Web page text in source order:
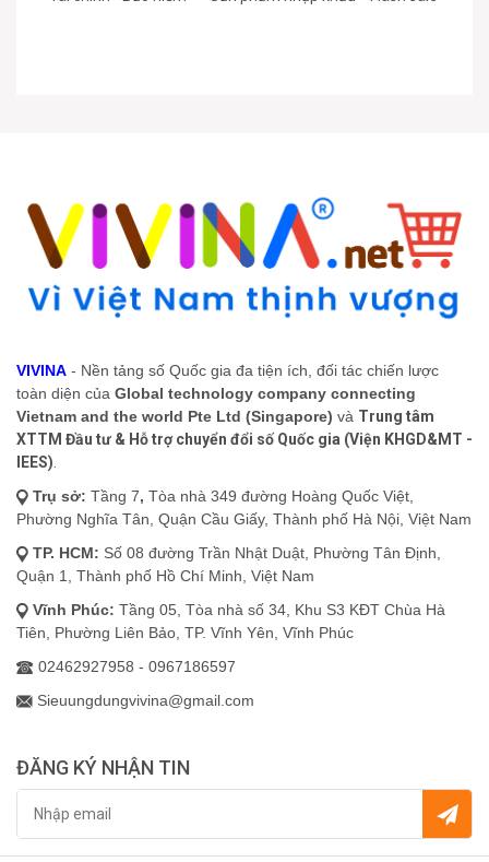
VIVINA - Nền tảng số Quốc gia đa tiện ích, đối tác chiến lược
toàn diện của Global technology company connecting
Vietnam and the world Pte Ltd (Singapore) và Trung tâm
XTTM Đầu tư & Hỗ trợ chuyển đổi số Quốc gia (Viện KHGD&MT -
IEES)
Trụ sở: Tầng 7, Tòa nhà 349 đường Hoàng Quốc Việt,
Phường Nghĩa Tân, Quận Cầu Giấy, Thành phố Hà Nội, Việt Nam
TP. HCM: Số 08 đường Trần Nhật Duật, Phường Tân Định,
Quận 1, Thành phố Hồ Chí Minh, Việt Nam
Vĩnh Phúc: Tầng 05, Tòa nhà số 34, Khu S3 KĐT Chùa Hà
Tiên, Phường Liên Bảo, TP. Vĩnh Yên, Vĩnh Phúc
02462927958 - 0967186597
Sieuungdungvivina@gmail.com
ĐĂNG KÝ NHẬN TIN